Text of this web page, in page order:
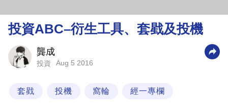
理
財
業
技
投資ABC–衍生工具、套戥及投機
龔成
投資 Aug 5 2016
套戥 投機 窩輪 經一專欄